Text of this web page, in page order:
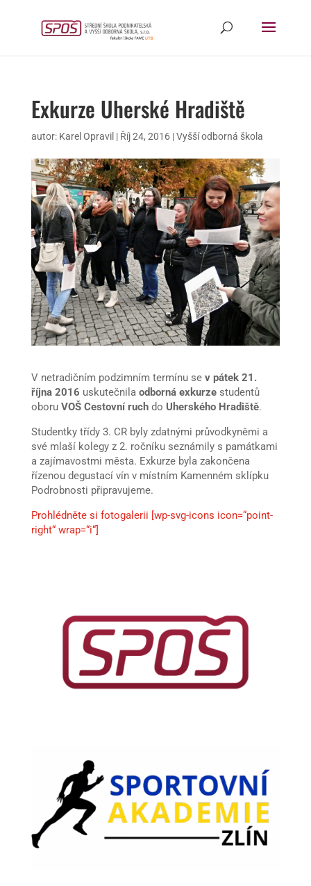
Exkurze Uherské Hradiště
autor: Karel Opravil | Říj 24, 2016|Vyšší odborná škola
V netradičním podzimním termínu se v pátek 21.
října 2016 uskutečnila odborná exkurzestudentů
oboru VOŠ Cestovní ruchdo Uherského Hradiště.
Studentky třídy 3. CR byly zdatnými průvodkyněmi a
své mlaší kolegy z 2. ročníku seznámily s památkami
a zajímavostmi města. Exkurze byla zakončena
řízenou degustací vín v místním Kamenném sklípku
Podrobnosti připravujeme.
Prohlédněte si fotogalerii [wp-svg-icons icon=“point-
right“ wrap=“i“]